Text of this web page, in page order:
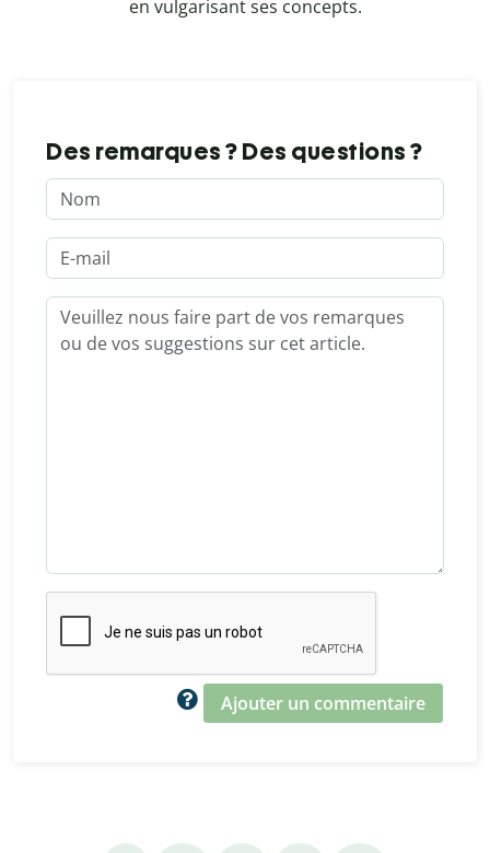
en vulgarisant ses concepts.
Des remarques ? Des questions ?
Ajouter un commentaire